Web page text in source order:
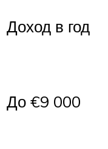
Доход в год
До €9 000